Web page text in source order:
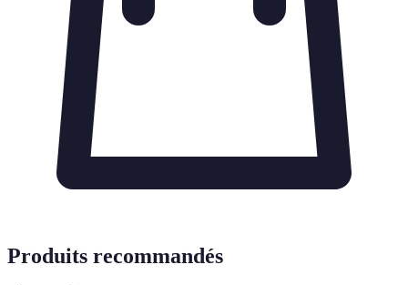
Produits recommandés